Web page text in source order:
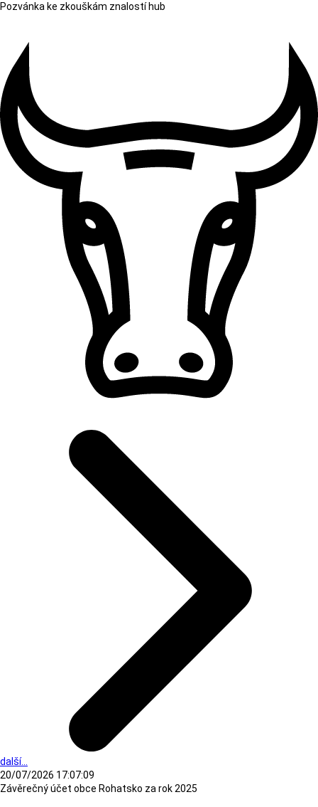
Pozvánka ke zkouškám znalostí hub
další...
20/07/2026 17:07:09
Závěrečný účet obce Rohatsko za rok 2025